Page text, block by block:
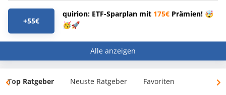
+55€
quirion: ETF-Sparplan mit 175€ Prämien! 🤯
🥳🚀
Alle anzeigen
Top Ratgeber Neuste Ratgeber Favoriten